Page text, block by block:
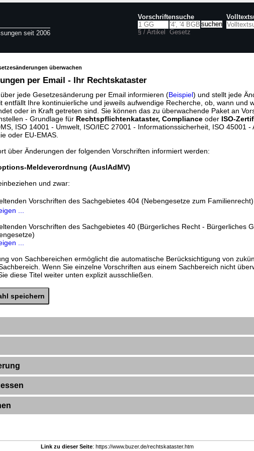
seit 2006
Vorschriftensuche
§ / Artikel Gesetz
überwachen
per Email - Ihr Rechtskataster
jede Gesetzesänderung per Email informieren (Beispiel) und stellt jede
entfällt Ihre kontinuierliche und jeweils aufwendige Recherche, ob, wann und
oder in Kraft getreten sind. Sie können das zu überwachende Paket an
- Grundlage für Rechtspflichtenkataster, Compliance oder ISO-
ISO 14001 - Umwelt, ISO/IEC 27001 - Informationssicherheit, ISO 45001 -
oder EU-EMAS.
über Änderungen der folgenden Vorschriften informiert werden:
Meldeverordnung (AuslAdMV)
und zwar:
Vorschriften des Sachgebietes 404 (Nebengesetze zum Familienrecht)
...
Vorschriften des Sachgebietes 40 (Bürgerliches Recht - Bürgerliches
...
von Sachbereichen ermöglicht die automatische Berücksichtigung von
Wenn Sie einzelne Vorschriften aus einem Sachbereich nicht
diese Titel weiter unten explizit ausschließen.
Link zu dieser Seite: https://www.buzer.de/rechtskataster.htm